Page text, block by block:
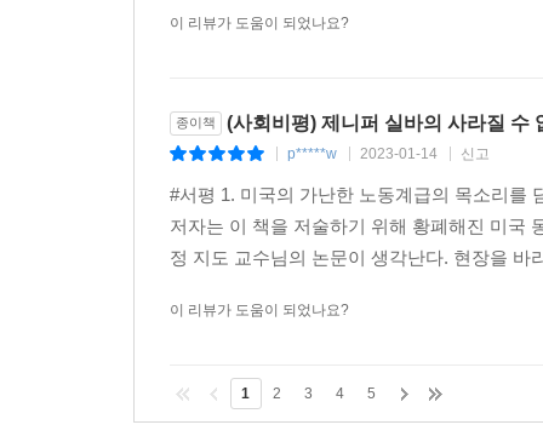
이 리뷰가 도움이 되었나요?
종이책 (사회비평) 제니퍼 실바의 사라질 수
p*****w 2023-01-14 신고
#서평 1. 미국의 가난한 노동계급의 목소리를
저자는 이 책을 저술하기 위해 황폐해진 미국
정 지도 교수님의 논문이 생각난다. 현장을
이 리뷰가 도움이 되었나요?
1 2 3 4 5